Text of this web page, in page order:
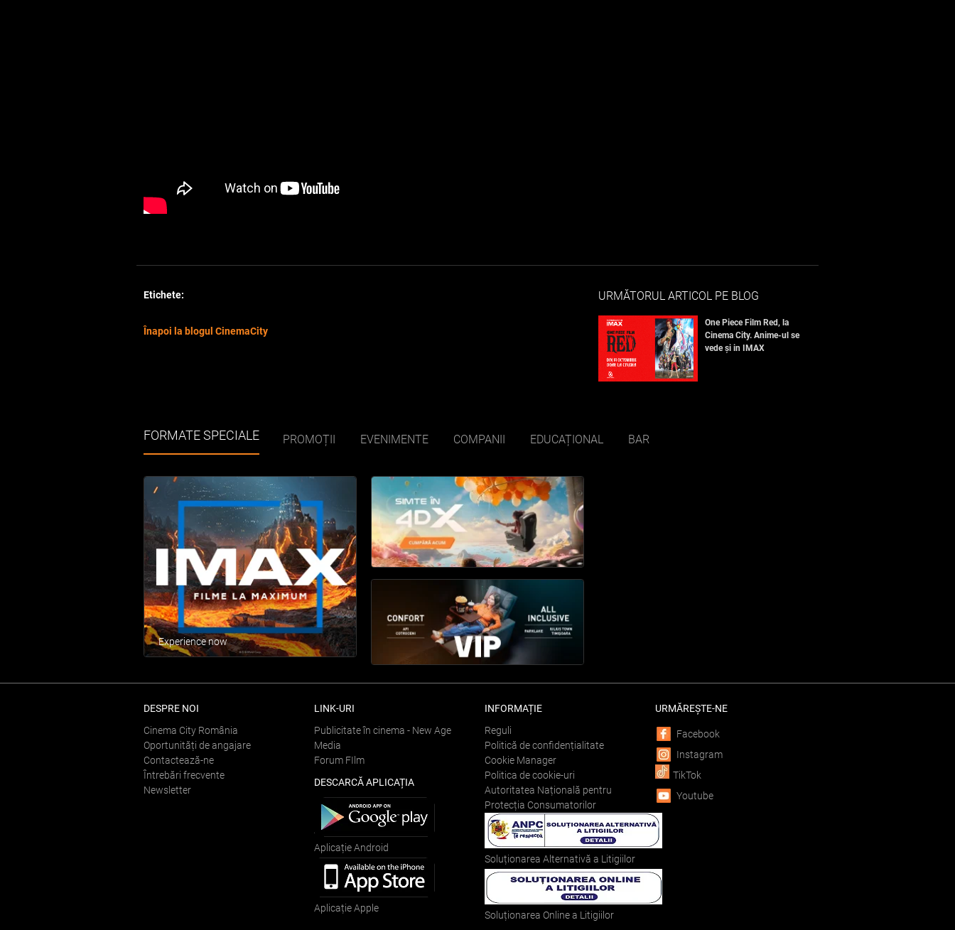
Etichete:
Înapoi la blogul CinemaCity
URMĂTORUL ARTICOL PE BLOG
One Piece Film Red, la
Cinema City. Anime-ul se
vede și in IMAX
FORMATE SPECIALE PROMOȚII EVENIMENTE COMPANII EDUCAȚIONAL BAR
Experience now
DESPRE NOI
Cinema City România
Oportunități de angajare
Contactează-ne
Întrebări frecvente
Newsletter
LINK-URI
Publicitate în cinema - New Age
Media
Forum FIlm
DESCARCĂ APLICAȚIA
Aplicație Android
Aplicație Apple
INFORMAȚIE
Reguli
Politică de confidențialitate
Cookie Manager
Politica de cookie-uri
Autoritatea Națională pentru
Protecția Consumatorilor
Soluționarea Alternativă a Litigiilor
Soluționarea Online a Litigiilor
URMĂREȘTE-NE
Facebook
Instagram
TikTok
Youtube